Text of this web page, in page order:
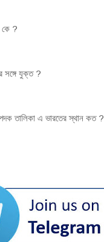
কে ?
সঙ্গে যুক্ত ?
তালিকা এ ভারতের স্থান কত ?